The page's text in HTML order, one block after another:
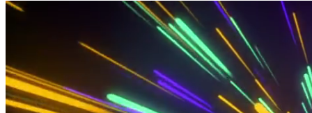
Vidéos
Motion graphics